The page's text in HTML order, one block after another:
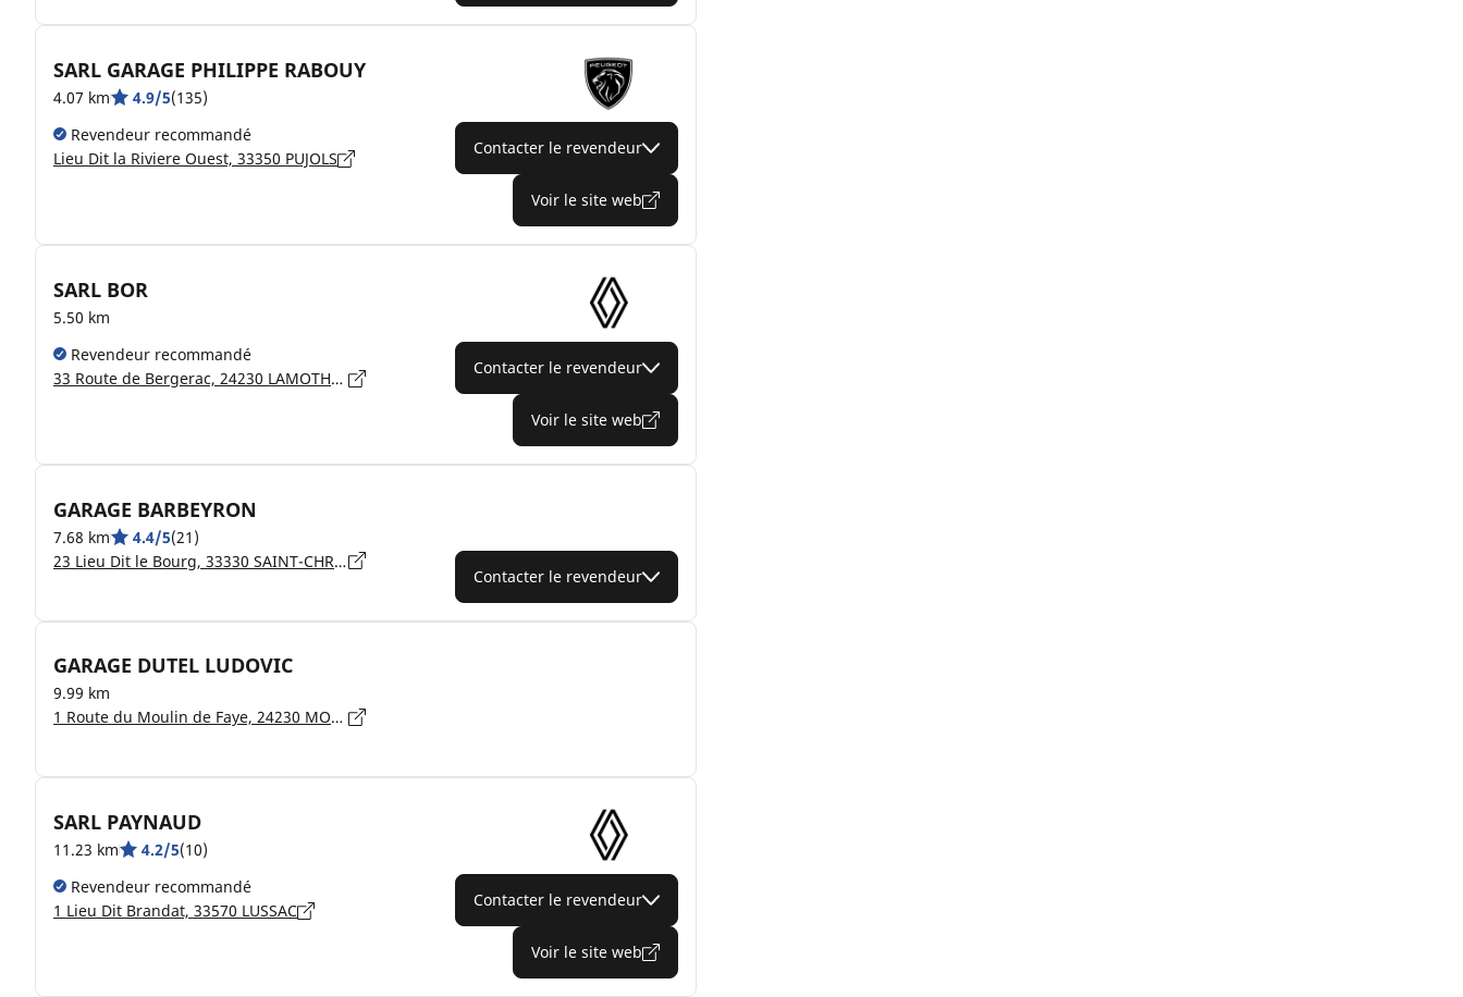
SARL GARAGE PHILIPPE RABOUY
4.07 km 4.9/5(135)
Revendeur recommandé
Lieu Dit la Riviere Ouest, 33350 PUJOLS
Contacter le revendeur
Voir le site web
SARL BOR
5.50 km
Revendeur recommandé
33 Route de Bergerac, 24230 LAMOTHE-MONTRAVEL
Contacter le revendeur
Voir le site web
GARAGE BARBEYRON
7.68 km 4.4/5(21)
23 Lieu Dit le Bourg, 33330 SAINT-CHRISTOPHE-DES-BARDES
Contacter le revendeur
GARAGE DUTEL LUDOVIC
9.99 km
1 Route du Moulin de Faye, 24230 MONTCARET
SARL PAYNAUD
11.23 km 4.2/5(10)
Revendeur recommandé
1 Lieu Dit Brandat, 33570 LUSSAC
Contacter le revendeur
Voir le site web